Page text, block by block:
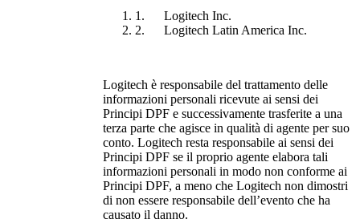
1. Logitech Inc.
2. Logitech Latin America Inc.
Logitech è responsabile del trattamento delle
informazioni personali ricevute ai sensi dei
Principi DPF e successivamente trasferite a una
terza parte che agisce in qualità di agente per suo
conto. Logitech resta responsabile ai sensi dei
Principi DPF se il proprio agente elabora tali
informazioni personali in modo non conforme ai
Principi DPF, a meno che Logitech non dimostri
di non essere responsabile dell’evento che ha
causato il danno.